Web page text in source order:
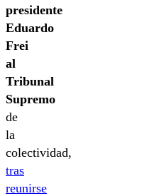
presidente
Eduardo
Frei
al
Tribunal
Supremo
de
la
colectividad,
tras
reunirse